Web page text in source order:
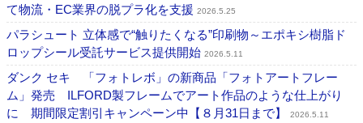
て物流・EC業界の脱プラ化を支援 2026.5.25
パラシュート ⽴体感で“触りたくなる”印刷物～エポキシ樹脂ド
ロップシール受託サービス提供開始 2026.5.11
ダンク セキ 「フォトレボ」の新商品「フォトアートフレー
ム」発売 ILFORD製フレームでアート作品のような仕上がり
に 期間限定割引キャンペーン中【８月31日まで】
2026.5.11